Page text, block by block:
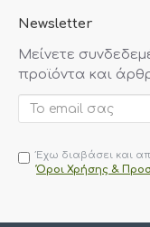
Newsletter
Μείνετε
προϊόντα και
Έχω διαβάσει και
Όροι Χρήσης &